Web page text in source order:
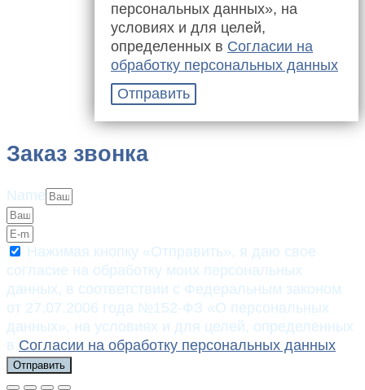
персональных данных», на
условиях и для целей,
определенных в Согласии на
обработку персональных данных
Отправить
Заказ звонка
Name
Нажимая кнопку «Отправить», я даю свое
согласие на обработку моих персональных
данных, в соответствии с Федеральным законом
от 27.07.2006 года №152-ФЗ «О персональных
данных», на условиях и для целей, определенных
в Согласии на обработку персональных данных
Отправить